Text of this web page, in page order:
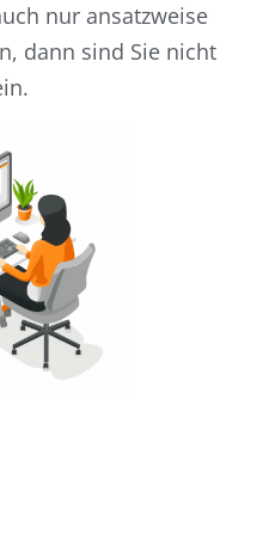
nur ansatzweise
dann sind Sie nicht